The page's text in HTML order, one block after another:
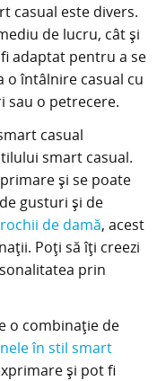
casual este divers.
de lucru, cât și
adaptat pentru a se
o întâlnire casual cu
sau o petrecere.
casual
smart casual.
și se poate
gusturi și de
rochii de damă, acest
Poți să îți creezi
prin
o combinație de
în stil smart
și pot fi